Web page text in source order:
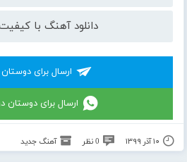
دانلود آهنگ با کیفیت
ارسال برای دوستان
ارسال برای دوستان
۱۰ آذر ۱۳۹۹ 0 نظر آهنگ جدید